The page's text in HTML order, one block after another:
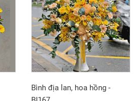
Bình địa lan, hoa hồng -